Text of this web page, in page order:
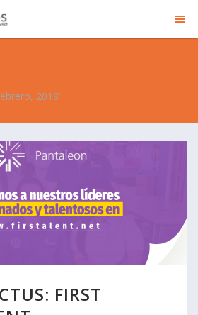
2018"
FIRST